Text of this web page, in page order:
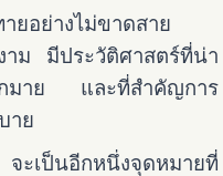
ยอย่างไม่ขาดสาย
าม มีประวัติศาสตร์ที่น่า
มาย และที่สำคัญการ
าย
เป็นอีกหนึ่งจุดหมายที่